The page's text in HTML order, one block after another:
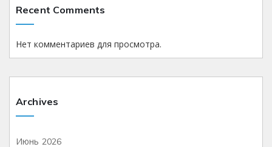
Recent Comments
Нет комментариев для просмотра.
Archives
Июнь 2026